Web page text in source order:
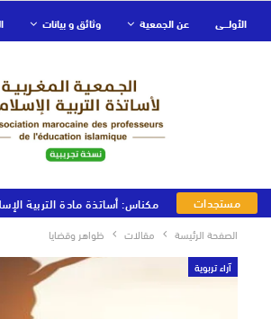
مستجدات
الجمعية
مكناس: أساتذة مادة التربية
الأولـــى عن الجمعية وثائق و بيانات
الصفحة الرئيسة مقالات ظواهر وقضايا
آراء تربوية